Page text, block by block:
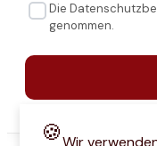
Die
genommen.
🍪Wir